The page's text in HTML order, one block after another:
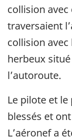
collision
traversaient
collision
herbeux
l’autoroute.
Le pilote et
blessés et
L’aéronef a